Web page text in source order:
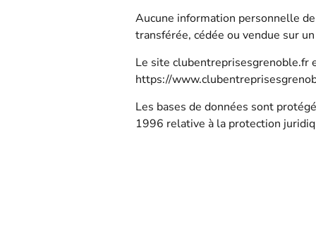
Aucune information personnelle
transférée, cédée ou vendue sur
Le site clubentreprisesgrenoble.fr
https://
Les bases de données sont
1996 relative à la protection